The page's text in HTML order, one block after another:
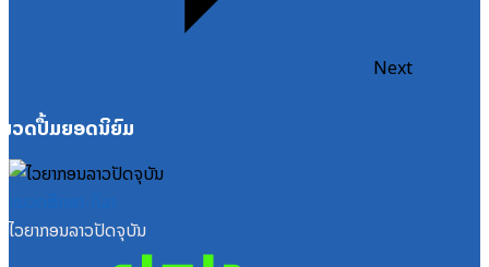
Next
ດປື້ມຍອດນິຍົມ
ໄວຍາກອນລາວປັດຈຸບັນ